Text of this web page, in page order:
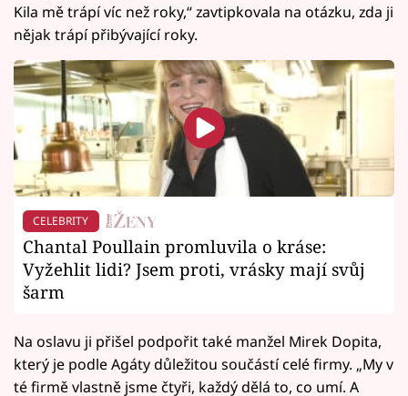
Kila mě trápí víc než roky,“ zavtipkovala na otázku, zda ji
nějak trápí přibývající roky.
CELEBRITY
Chantal Poullain promluvila o kráse:
Vyžehlit lidi? Jsem proti, vrásky mají svůj
šarm
Na oslavu ji přišel podpořit také manžel Mirek Dopita,
který je podle Agáty důležitou součástí celé firmy. „My v
té firmě vlastně jsme čtyři, každý dělá to, co umí. A